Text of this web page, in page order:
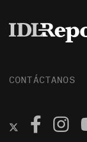
CONTÁCTANOS